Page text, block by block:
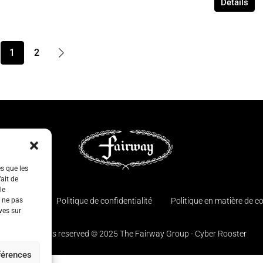
que les
de
pas
sur
Détails
1 2
Politique de confidentialité Politique en matière de
© All rights reserved © 2025 The Fairway Group - Cyber Rooster